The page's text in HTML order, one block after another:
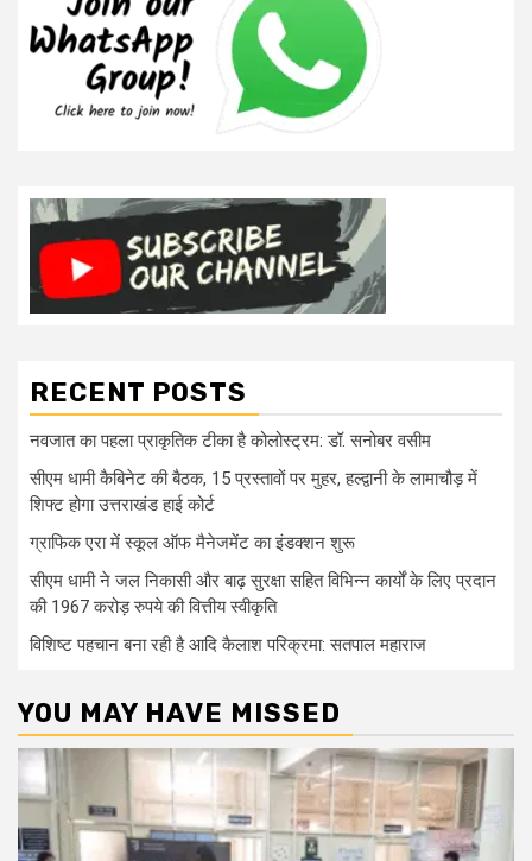
RECENT POSTS
नवजात का पहला प्राकृतिक टीका है कोलोस्ट्रम: डॉ. सनोबर वसीम
सीएम धामी कैबिनेट की बैठक, 15 प्रस्तावों पर मुहर, हल्द्वानी के लामाचौड़ में
शिफ्ट होगा उत्तराखंड हाई कोर्ट
ग्राफिक एरा में स्कूल ऑफ मैनेजमेंट का इंडक्शन शुरू
सीएम धामी ने जल निकासी और बाढ़ सुरक्षा सहित विभिन्न कार्यों के लिए प्रदान
की 1967 करोड़ रुपये की वित्तीय स्वीकृति
विशिष्ट पहचान बना रही है आदि कैलाश परिक्रमा: सतपाल महाराज
YOU MAY HAVE MISSED